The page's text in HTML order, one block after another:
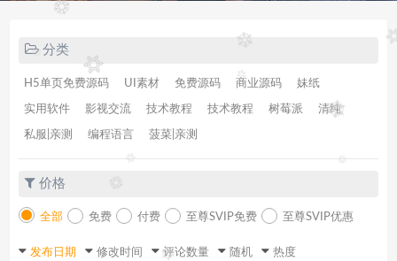
分类
H5单页免费源码 UI素材 免费源码 商业源码 妹纸
实用软件 影视交流 技术教程 技术教程 树莓派 清纯
私服|亲测 编程语言 菠菜|亲测
价格
全部 免费 付费 至尊SVIP免费 至尊SVIP优惠
发布日期 修改时间 评论数量 随机 热度